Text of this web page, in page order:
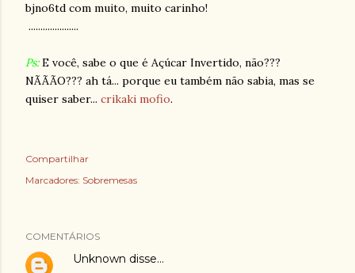
bjno6td com muito, muito carinho!
.....................
Ps:E você, sabe o que é Açúcar Invertido, não???
NÃÃÃO??? ah tá... porque eu também não sabia, mas se
quiser saber... crikaki mofio.
Compartilhar
Marcadores: Sobremesas
COMENTÁRIOS
Unknown disse…